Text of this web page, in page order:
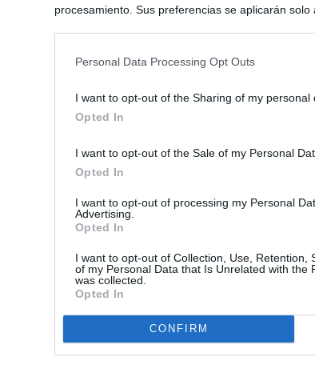
procesamiento. Sus preferencias se aplicarán
Personal Data Processing Opt Outs
I want to opt-out of the Sharing of my personal
Opted In
I want to opt-out of the Sale of my Personal
Opted In
I want to opt-out of processing my Personal
Advertising.
Opted In
I want to opt-out of Collection, Use, Retention,
of my Personal Data that Is Unrelated with the
was collected.
Opted In
CONFIRM